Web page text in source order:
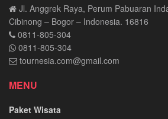
Jl. Anggrek Raya, Perum Pabuaran
Cibinong – Bogor – Indonesia. 16816
0811-805-304
0811-805-304
tournesia.com@gmail.com
MENU
Paket Wisata